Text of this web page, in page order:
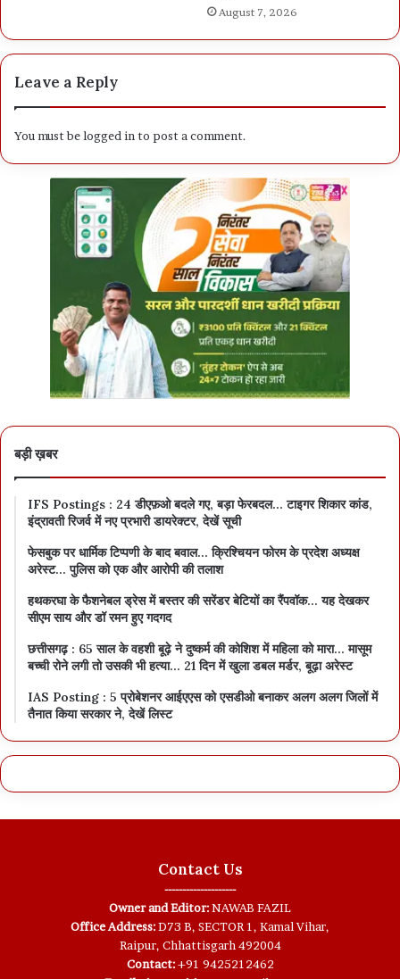
August 7, 2026
Leave a Reply
You must belogged in to post a comment.
बड़ी ख़बर
IFS Postings : 24 डीएफ़ओ बदले गए, बड़ा फेरबदल… टाइगर शिकार कांड,
इंद्रावती रिजर्व में नए प्रभारी डायरेक्टर, देखें सूची
फेसबुक पर धार्मिक टिप्पणी के बाद बवाल… क्रिश्चियन फोरम के प्रदेश अध्यक्ष
अरेस्ट… पुलिस को एक और आरोपी की तलाश
हथकरघा के फैशनेबल ड्रेस में बस्तर की सरेंडर बेटियों का रैंपवॉक… यह देखकर
सीएम साय और डॉ रमन हुए गदगद
छत्तीसगढ़ : 65 साल के वहशी बूढ़े ने दुष्कर्म की कोशिश में महिला को मारा… मासूम
बच्ची रोने लगी तो उसकी भी हत्या… 21 दिन में खुला डबल मर्डर, बूढ़ा अरेस्ट
IAS Posting : 5 प्रोबेशनर आईएएस को एसडीओ बनाकर अलग अलग जिलों में
तैनात किया सरकार ने, देखें लिस्ट
Contact Us
--------------------
Owner and Editor:NAWAB FAZIL
Office Address:D73 B, SECTOR 1, Kamal Vihar,
Raipur, Chhattisgarh 492004
Contact:+91 9425212462